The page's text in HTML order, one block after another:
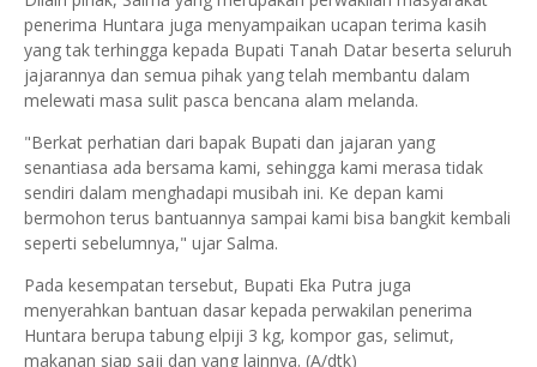
penerima Huntara juga menyampaikan ucapan terima kasih
yang tak terhingga kepada Bupati Tanah Datar beserta seluruh
jajarannya dan semua pihak yang telah membantu dalam
melewati masa sulit pasca bencana alam melanda.
"Berkat perhatian dari bapak Bupati dan jajaran yang
senantiasa ada bersama kami, sehingga kami merasa tidak
sendiri dalam menghadapi musibah ini. Ke depan kami
bermohon terus bantuannya sampai kami bisa bangkit kembali
seperti sebelumnya," ujar Salma.
Pada kesempatan tersebut, Bupati Eka Putra juga
menyerahkan bantuan dasar kepada perwakilan penerima
Huntara berupa tabung elpiji 3 kg, kompor gas, selimut,
makanan siap saji dan yang lainnya. (A/dtk)